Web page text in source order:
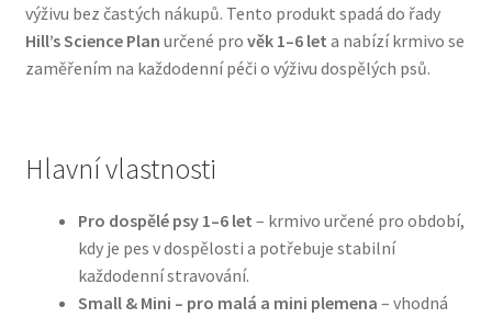
Natural Trainer pro psy — Italské krmivo s
přírodními složkami
Hill’s pro psy
Hračky pro psy
Konzervy a kapsičky pro psy
výživu bez častých nákupů. Tento produkt spadá do řady
Hill’s Science Plan určené pro věk 1–6 let a nabízí krmivo se
zaměřením na každodenní péči o výživu dospělých psů.
Hlavní vlastnosti
Pro dospělé psy 1–6 let – krmivo určené pro období,
kdy je pes v dospělosti a potřebuje stabilní
každodenní stravování.
Small & Mini – pro malá a mini plemena – vhodná